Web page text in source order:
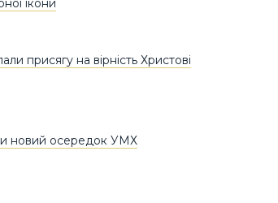
ікони
присягу на вірність Христові
новий осередок УМХ